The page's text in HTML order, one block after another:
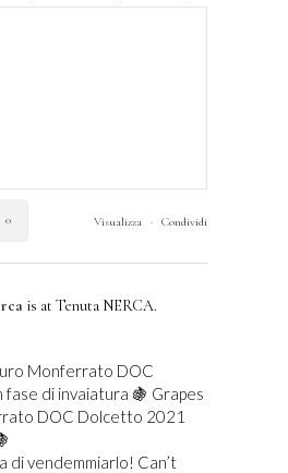
Visualizza · Condividi
0
is at Tenuta NERCA.
Monferrato DOC
di invaiatura 🍇 Grapes
DOC Dolcetto 2021
di vendemmiarlo! Can’t